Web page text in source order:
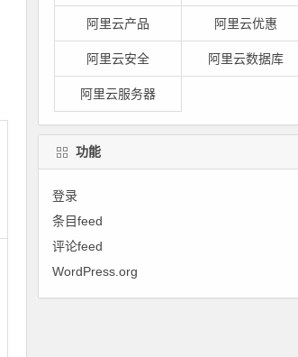
阿里云产品 阿里云优惠
阿里云安全 阿里云数据库
阿里云服务器
功能
登录
条目feed
评论feed
WordPress.org